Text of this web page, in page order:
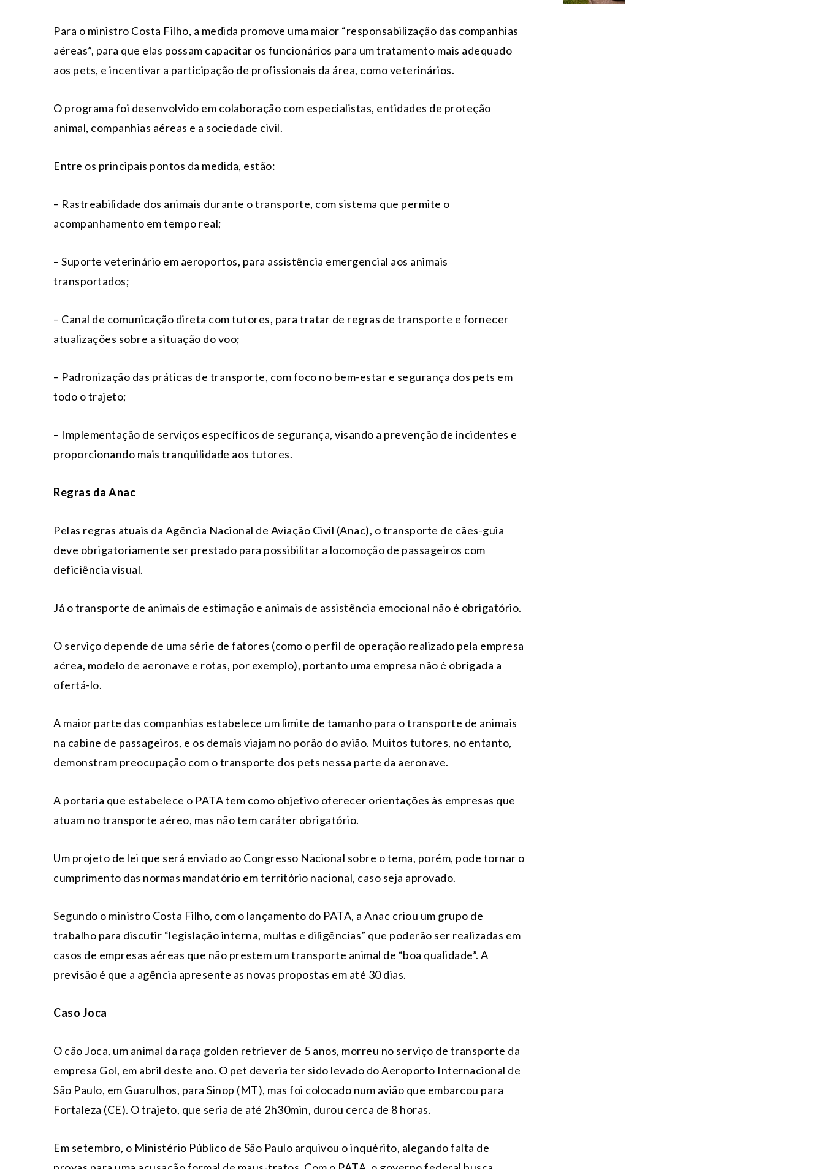
Para o ministro Costa Filho, a medida promove uma maior “responsabilização das companhias
aéreas”, para que elas possam capacitar os funcionários para um tratamento mais adequado
aos pets, e incentivar a participação de profissionais da área, como veterinários.
O programa foi desenvolvido em colaboração com especialistas, entidades de proteção
animal, companhias aéreas e a sociedade civil.
Entre os principais pontos da medida, estão:
– Rastreabilidade dos animais durante o transporte, com sistema que permite o
acompanhamento em tempo real;
– Suporte veterinário em aeroportos, para assistência emergencial aos animais
transportados;
– Canal de comunicação direta com tutores, para tratar de regras de transporte e fornecer
atualizações sobre a situação do voo;
– Padronização das práticas de transporte, com foco no bem-estar e segurança dos pets em
todo o trajeto;
– Implementação de serviços específicos de segurança, visando a prevenção de incidentes e
proporcionando mais tranquilidade aos tutores.
Regras da Anac
Pelas regras atuais da Agência Nacional de Aviação Civil (Anac), o transporte de cães-guia
deve obrigatoriamente ser prestado para possibilitar a locomoção de passageiros com
deficiência visual.
Já o transporte de animais de estimação e animais de assistência emocional não é obrigatório.
O serviço depende de uma série de fatores (como o perfil de operação realizado pela empresa
aérea, modelo de aeronave e rotas, por exemplo), portanto uma empresa não é obrigada a
ofertá-lo.
A maior parte das companhias estabelece um limite de tamanho para o transporte de animais
na cabine de passageiros, e os demais viajam no porão do avião. Muitos tutores, no entanto,
demonstram preocupação com o transporte dos pets nessa parte da aeronave.
A portaria que estabelece o PATA tem como objetivo oferecer orientações às empresas que
atuam no transporte aéreo, mas não tem caráter obrigatório.
Um projeto de lei que será enviado ao Congresso Nacional sobre o tema, porém, pode tornar o
cumprimento das normas mandatório em território nacional, caso seja aprovado.
Segundo o ministro Costa Filho, com o lançamento do PATA, a Anac criou um grupo de
trabalho para discutir “legislação interna, multas e diligências” que poderão ser realizadas em
casos de empresas aéreas que não prestem um transporte animal de “boa qualidade”. A
previsão é que a agência apresente as novas propostas em até 30 dias.
Caso Joca
O cão Joca, um animal da raça golden retriever de 5 anos, morreu no serviço de transporte da
empresa Gol, em abril deste ano. O pet deveria ter sido levado do Aeroporto Internacional de
São Paulo, em Guarulhos, para Sinop (MT), mas foi colocado num avião que embarcou para
Fortaleza (CE). O trajeto, que seria de até 2h30min, durou cerca de 8 horas.
Em setembro, o Ministério Público de São Paulo arquivou o inquérito, alegando falta de